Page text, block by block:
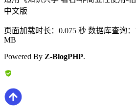
中文版
页面加载时长：0.075 秒 数据库查询
MB
Powered By Z-BlogPHP.